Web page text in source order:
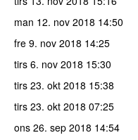
man 12. nov 2018 14:50
fre 9. nov 2018 14:25
tirs 6. nov 2018 15:30
tirs 23. okt 2018 15:38
tirs 23. okt 2018 07:25
ons 26. sep 2018 14:54